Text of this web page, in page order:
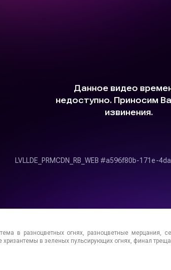
в разноцветных огнях, разноцветные мерцания,
хризантемы в зеленых пульсирующих огнях, финал